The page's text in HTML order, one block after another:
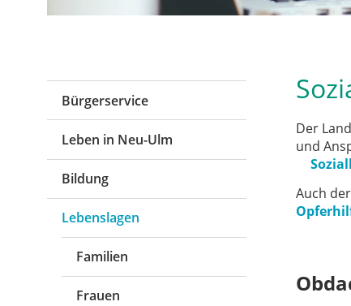
Bürgerservice
Leben in Neu-Ulm
Bildung
Lebenslagen
Familien
Frauen
Der
und
Auch